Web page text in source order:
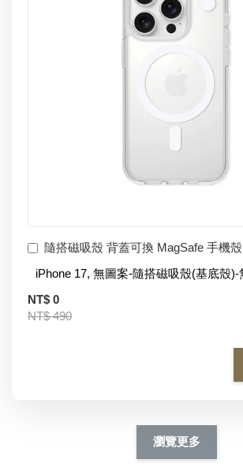
隨搭磁吸殼 背蓋可換 MagSafe 手機殼
NT$ 0
NT$ 490
瀏覽更多